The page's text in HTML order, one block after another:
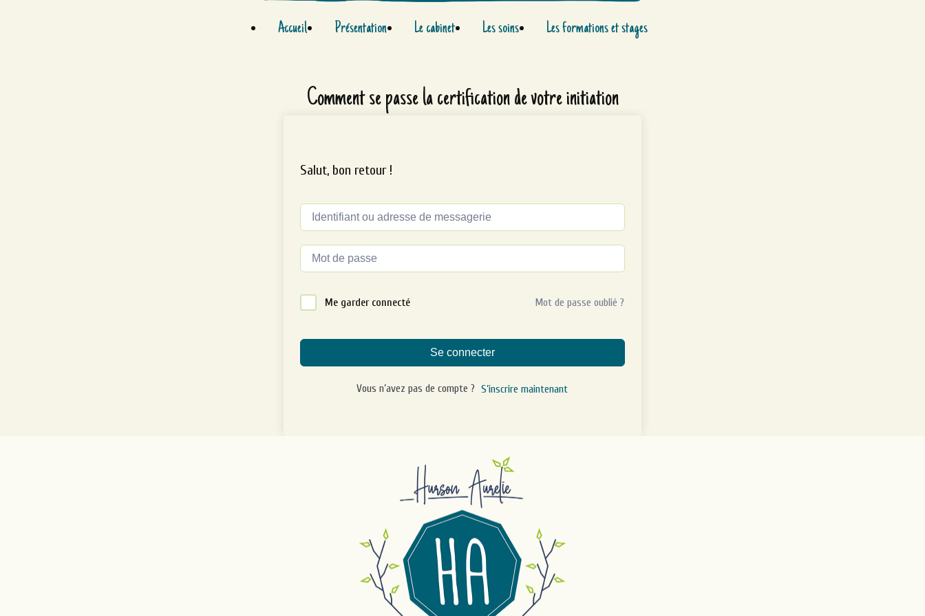
Accueil Présentation Le cabinet Les soins Les formations et stages
Comment se passe la certification de votre initiation
Salut, bon retour !
Alternative:Me garder connecté Mot de passe oublié ?
Se connecter
Vous n’avez pas de compte ? S’inscrire maintenant